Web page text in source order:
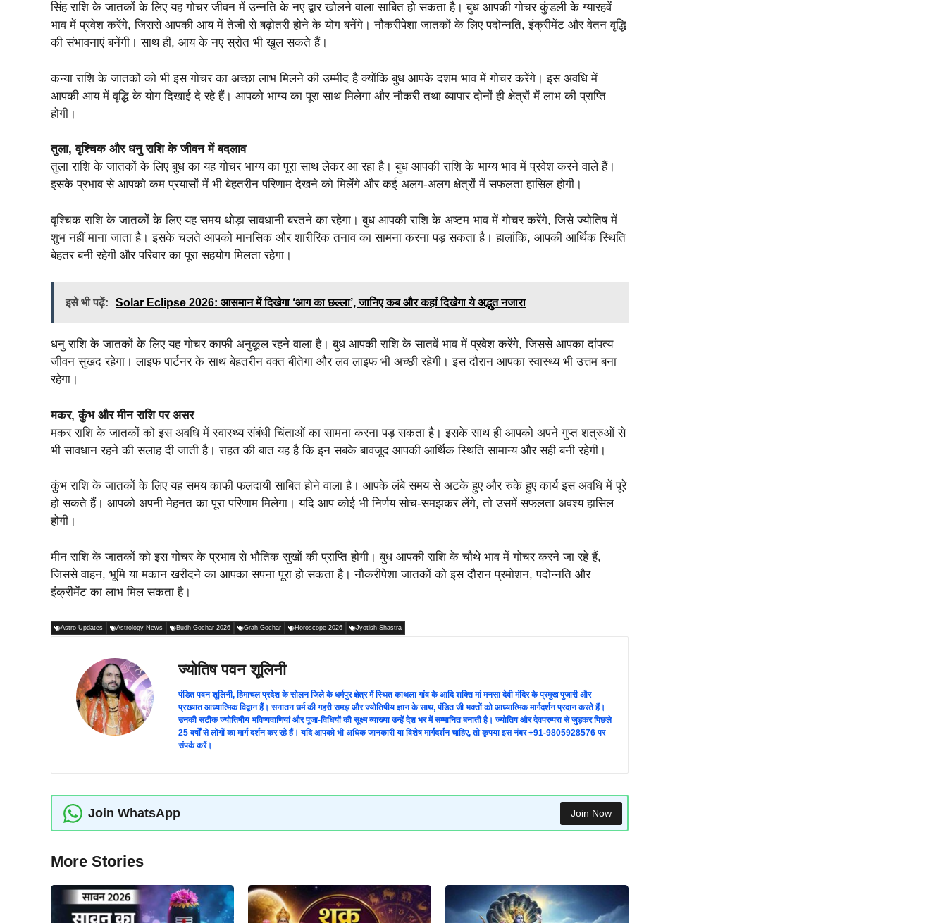
सिंह राशि के जातकों के लिए यह गोचर जीवन में उन्नति के नए द्वार खोलने वाला साबित हो सकता है। बुध आपकी गोचर कुंडली के ग्यारहवें
भाव में प्रवेश करेंगे, जिससे आपकी आय में तेजी से बढ़ोतरी होने के योग बनेंगे। नौकरीपेशा जातकों के लिए पदोन्नति, इंक्रीमेंट और वेतन वृद्धि
की संभावनाएं बनेंगी। साथ ही, आय के नए स्रोत भी खुल सकते हैं।
कन्या राशि के जातकों को भी इस गोचर का अच्छा लाभ मिलने की उम्मीद है क्योंकि बुध आपके दशम भाव में गोचर करेंगे। इस अवधि में
आपकी आय में वृद्धि के योग दिखाई दे रहे हैं। आपको भाग्य का पूरा साथ मिलेगा और नौकरी तथा व्यापार दोनों ही क्षेत्रों में लाभ की प्राप्ति
होगी।
तुला, वृश्चिक और धनु राशि के जीवन में बदलाव
तुला राशि के जातकों के लिए बुध का यह गोचर भाग्य का पूरा साथ लेकर आ रहा है। बुध आपकी राशि के भाग्य भाव में प्रवेश करने वाले हैं।
इसके प्रभाव से आपको कम प्रयासों में भी बेहतरीन परिणाम देखने को मिलेंगे और कई अलग-अलग क्षेत्रों में सफलता हासिल होगी।
वृश्चिक राशि के जातकों के लिए यह समय थोड़ा सावधानी बरतने का रहेगा। बुध आपकी राशि के अष्टम भाव में गोचर करेंगे, जिसे ज्योतिष में
शुभ नहीं माना जाता है। इसके चलते आपको मानसिक और शारीरिक तनाव का सामना करना पड़ सकता है। हालांकि, आपकी आर्थिक स्थिति
बेहतर बनी रहेगी और परिवार का पूरा सहयोग मिलता रहेगा।
इसे भी पढ़ें: Solar Eclipse 2026: आसमान में दिखेगा ‘आग का छल्ला’, जानिए कब और कहां दिखेगा ये अद्भुत नजारा
धनु राशि के जातकों के लिए यह गोचर काफी अनुकूल रहने वाला है। बुध आपकी राशि के सातवें भाव में प्रवेश करेंगे, जिससे आपका दांपत्य
जीवन सुखद रहेगा। लाइफ पार्टनर के साथ बेहतरीन वक्त बीतेगा और लव लाइफ भी अच्छी रहेगी। इस दौरान आपका स्वास्थ्य भी उत्तम बना
रहेगा।
मकर, कुंभ और मीन राशि पर असर
मकर राशि के जातकों को इस अवधि में स्वास्थ्य संबंधी चिंताओं का सामना करना पड़ सकता है। इसके साथ ही आपको अपने गुप्त शत्रुओं से
भी सावधान रहने की सलाह दी जाती है। राहत की बात यह है कि इन सबके बावजूद आपकी आर्थिक स्थिति सामान्य और सही बनी रहेगी।
कुंभ राशि के जातकों के लिए यह समय काफी फलदायी साबित होने वाला है। आपके लंबे समय से अटके हुए और रुके हुए कार्य इस अवधि में पूरे
हो सकते हैं। आपको अपनी मेहनत का पूरा परिणाम मिलेगा। यदि आप कोई भी निर्णय सोच-समझकर लेंगे, तो उसमें सफलता अवश्य हासिल
होगी।
मीन राशि के जातकों को इस गोचर के प्रभाव से भौतिक सुखों की प्राप्ति होगी। बुध आपकी राशि के चौथे भाव में गोचर करने जा रहे हैं,
जिससे वाहन, भूमि या मकान खरीदने का आपका सपना पूरा हो सकता है। नौकरीपेशा जातकों को इस दौरान प्रमोशन, पदोन्नति और
इंक्रीमेंट का लाभ मिल सकता है।
Astro Updates Astrology News Budh Gochar 2026 Grah Gochar Horoscope 2026 Jyotish Shastra
ज्योतिष पवन शूलिनी
पंडित पवन शूलिनी, हिमाचल प्रदेश के सोलन जिले के धर्मपुर क्षेत्र में स्थित काथला गांव के आदि शक्ति मां मनसा देवी मंदिर के प्रमुख पुजारी और
प्रख्यात आध्यात्मिक विद्वान हैं। सनातन धर्म की गहरी समझ और ज्योतिषीय ज्ञान के साथ, पंडित जी भक्तों को आध्यात्मिक मार्गदर्शन प्रदान करते हैं।
उनकी सटीक ज्योतिषीय भविष्यवाणियां और पूजा-विधियों की सूक्ष्म व्याख्या उन्हें देश भर में सम्मानित बनाती है। ज्योतिष और देवपरम्परा से जुड़कर पिछले
25 वर्षों से लोगों का मार्ग दर्शन कर रहे हैं। यदि आपको भी अधिक जानकारी या विशेष मार्गदर्शन चाहिए, तो कृपया इस नंबर +91-9805928576 पर
संपर्क करें।
Join WhatsApp Join Now
More Stories